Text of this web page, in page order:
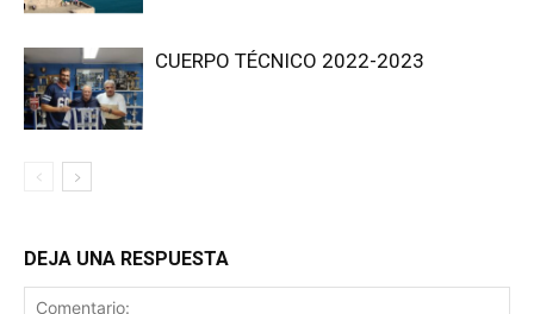
CUERPO TÉCNICO 2022-2023
DEJA UNA RESPUESTA